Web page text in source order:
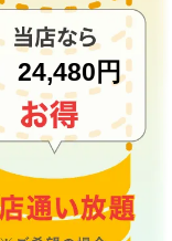
24,480円